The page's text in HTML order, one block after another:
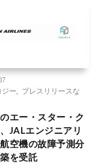
ジー
プレスリリースな
エー・スター・ク
JALエンジニアリ
空機の故障予測分
を受託